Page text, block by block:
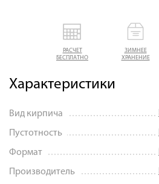
РАСЧЕТ
БЕСПЛАТНО
ЗИМНЕЕ
ХРАНЕНИЕ
Характеристики
Вид кирпича
Пустотность
Формат
Производитель